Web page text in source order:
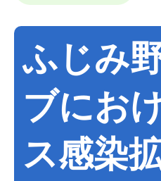
ふじみ
ブにお
ス感染